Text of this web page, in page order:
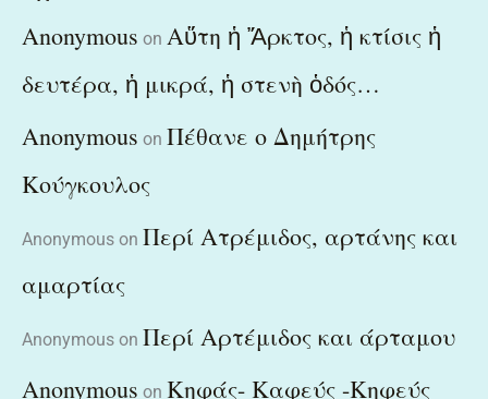
Anonymous on Αὕτη ἡ Ἄρκτος, ἡ κτίσις ἡ
δευτέρα, ἡ μικρά, ἡ στενὴ ὁδός…
Anonymous on Πέθανε ο Δημήτρης
Κούγκουλος
Anonymous on Περί Ατρέμιδος, αρτάνης και
αμαρτίας
Anonymous on Περί Αρτέμιδος και άρταμου
Anonymous on Κηφάς- Καφεύς -Κηφεύς